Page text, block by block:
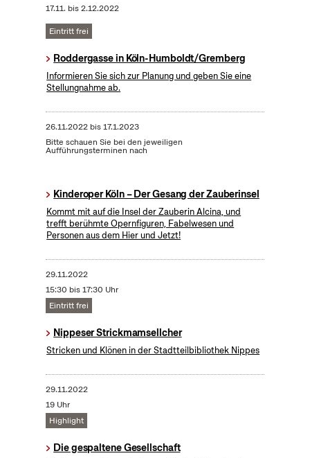
17.11. bis2.12.2022
Eintritt frei
Roddergasse in Köln-Humboldt/Gremberg
Informieren Sie sich zur Planung und geben Sie eine
Stellungnahme ab.
26.11.2022bis17.1.2023
Bitte schauen Sie bei den jeweiligen
Aufführungsterminen nach
Kinderoper Köln – Der Gesang der Zauberinsel
Kommt mit auf die Insel der Zauberin Alcina, und
trefft berühmte Opernfiguren, Fabelwesen und
Personen aus dem Hier und Jetzt!
29.11.2022
15:30 bis 17:30 Uhr
Eintritt frei
Nippeser Strickmamsellcher
Stricken und Klönen in der Stadtteilbibliothek Nippes
29.11.2022
19 Uhr
Highlight
Die gespaltene Gesellschaft